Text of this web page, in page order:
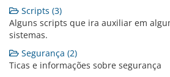
Scripts (3)
Alguns scripts que ira auxiliar em
sistemas.
Segurança (2)
Ticas e informações sobre segurança